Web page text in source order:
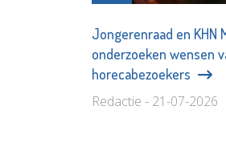
Jongerenraad en KHN
onderzoeken wensen
horecabezoekers
Redactie - 21-07-2026